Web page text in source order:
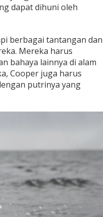
dapat dihuni oleh
berbagai tantangan dan
Mereka harus
bahaya lainnya di alam
Cooper juga harus
putrinya yang